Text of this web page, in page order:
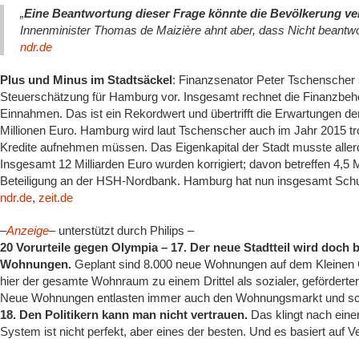
„Eine Beantwortung dieser Frage könnte die Bevölkerung
Innenminister Thomas de Maizière ahnt aber, dass Nicht
ndr.de
Plus und Minus im Stadtsäckel: Finanzsenator Peter
Steuerschätzung für Hamburg vor. Insgesamt rechnet die
Einnahmen. Das ist ein Rekordwert und übertrifft die Erwartungen
Millionen Euro. Hamburg wird laut Tschenscher auch im Jahr 2015
Kredite aufnehmen müssen. Das Eigenkapital der Stadt musste
Insgesamt 12 Milliarden Euro wurden korrigiert; davon betreffen 4,5
Beteiligung an der HSH-Nordbank. Hamburg hat nun insgesamt
ndr.de, zeit.de
–Anzeige–unterstützt durch Philips –
20 Vorurteile gegen Olympia – 17. Der neue Stadtteil wird doch
Wohnungen. Geplant sind 8.000 neue Wohnungen auf dem
hier der gesamte Wohnraum zu einem Drittel als sozialer,
Neue Wohnungen entlasten immer auch den Wohnungsmarkt und
18. Den Politikern kann man nicht vertrauen. Das klingt nach
System ist nicht perfekt, aber eines der besten. Und es basiert auf